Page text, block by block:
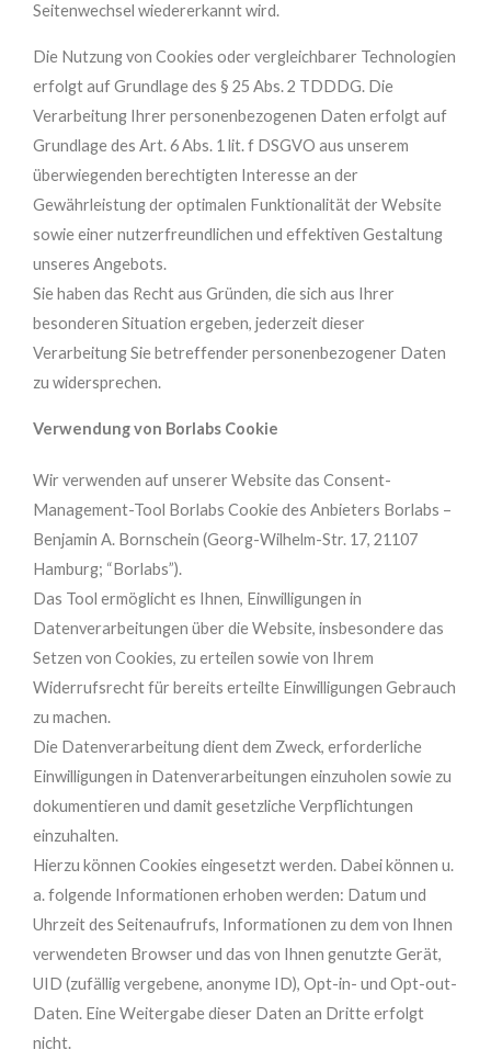
Seitenwechsel wiedererkannt wird.
Die Nutzung von Cookies oder vergleichbarer Technologien
erfolgt auf Grundlage des § 25 Abs. 2 TDDDG. Die
Verarbeitung Ihrer personenbezogenen Daten erfolgt auf
Grundlage des Art. 6 Abs. 1 lit. f DSGVO aus unserem
überwiegenden berechtigten Interesse an der
Gewährleistung der optimalen Funktionalität der Website
sowie einer nutzerfreundlichen und effektiven Gestaltung
unseres Angebots.
Sie haben das Recht aus Gründen, die sich aus Ihrer
besonderen Situation ergeben, jederzeit dieser
Verarbeitung Sie betreffender personenbezogener Daten
zu widersprechen.
Verwendung von Borlabs Cookie
Wir verwenden auf unserer Website das Consent-
Management-Tool Borlabs Cookie des Anbieters Borlabs –
Benjamin A. Bornschein (Georg-Wilhelm-Str. 17, 21107
Hamburg; “Borlabs”).
Das Tool ermöglicht es Ihnen, Einwilligungen in
Datenverarbeitungen über die Website, insbesondere das
Setzen von Cookies, zu erteilen sowie von Ihrem
Widerrufsrecht für bereits erteilte Einwilligungen Gebrauch
zu machen.
Die Datenverarbeitung dient dem Zweck, erforderliche
Einwilligungen in Datenverarbeitungen einzuholen sowie zu
dokumentieren und damit gesetzliche Verpflichtungen
einzuhalten.
Hierzu können Cookies eingesetzt werden. Dabei können u.
a. folgende Informationen erhoben werden: Datum und
Uhrzeit des Seitenaufrufs, Informationen zu dem von Ihnen
verwendeten Browser und das von Ihnen genutzte Gerät,
UID (zufällig vergebene, anonyme ID), Opt-in- und Opt-out-
Daten. Eine Weitergabe dieser Daten an Dritte erfolgt
nicht.